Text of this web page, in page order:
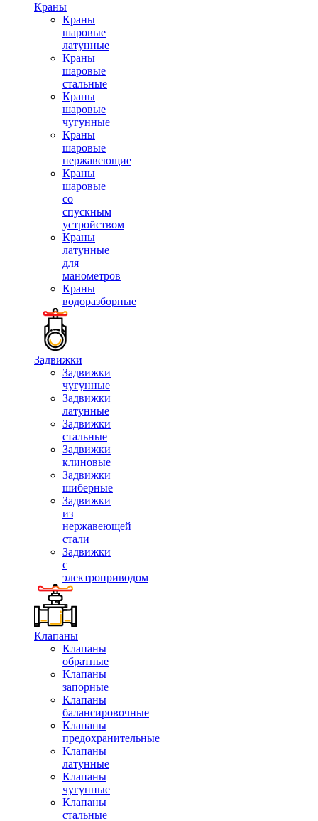
Краны
Краны
шаровые
латунные
Краны
шаровые
стальные
Краны
шаровые
чугунные
Краны
шаровые
нержавеющие
Краны
шаровые
со
спускным
устройством
Краны
латунные
для
манометров
Краны
водоразборные
Задвижки
Задвижки
чугунные
Задвижки
латунные
Задвижки
стальные
Задвижки
клиновые
Задвижки
шиберные
Задвижки
из
нержавеющей
стали
Задвижки
с
электроприводом
Клапаны
Клапаны
обратные
Клапаны
запорные
Клапаны
балансировочные
Клапаны
предохранительные
Клапаны
латунные
Клапаны
чугунные
Клапаны
стальные